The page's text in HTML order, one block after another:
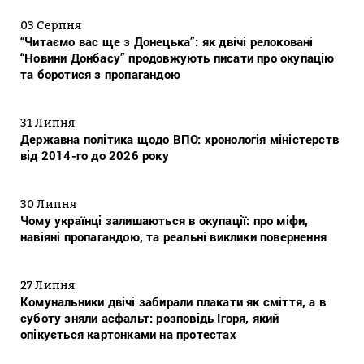
03 Серпня
“Читаємо вас ще з Донецька”: як двічі релоковані
“Новини Донбасу” продовжують писати про окупацію
та боротися з пропагандою
31 Липня
Державна політика щодо ВПО: хронологія міністерств
від 2014-го до 2026 року
30 Липня
Чому українці залишаються в окупації: про міфи,
навіяні пропагандою, та реальні виклики повернення
27 Липня
Комунальники двічі забирали плакати як сміття, а в
суботу зняли асфальт: розповідь Ігоря, який
опікується картонками на протестах